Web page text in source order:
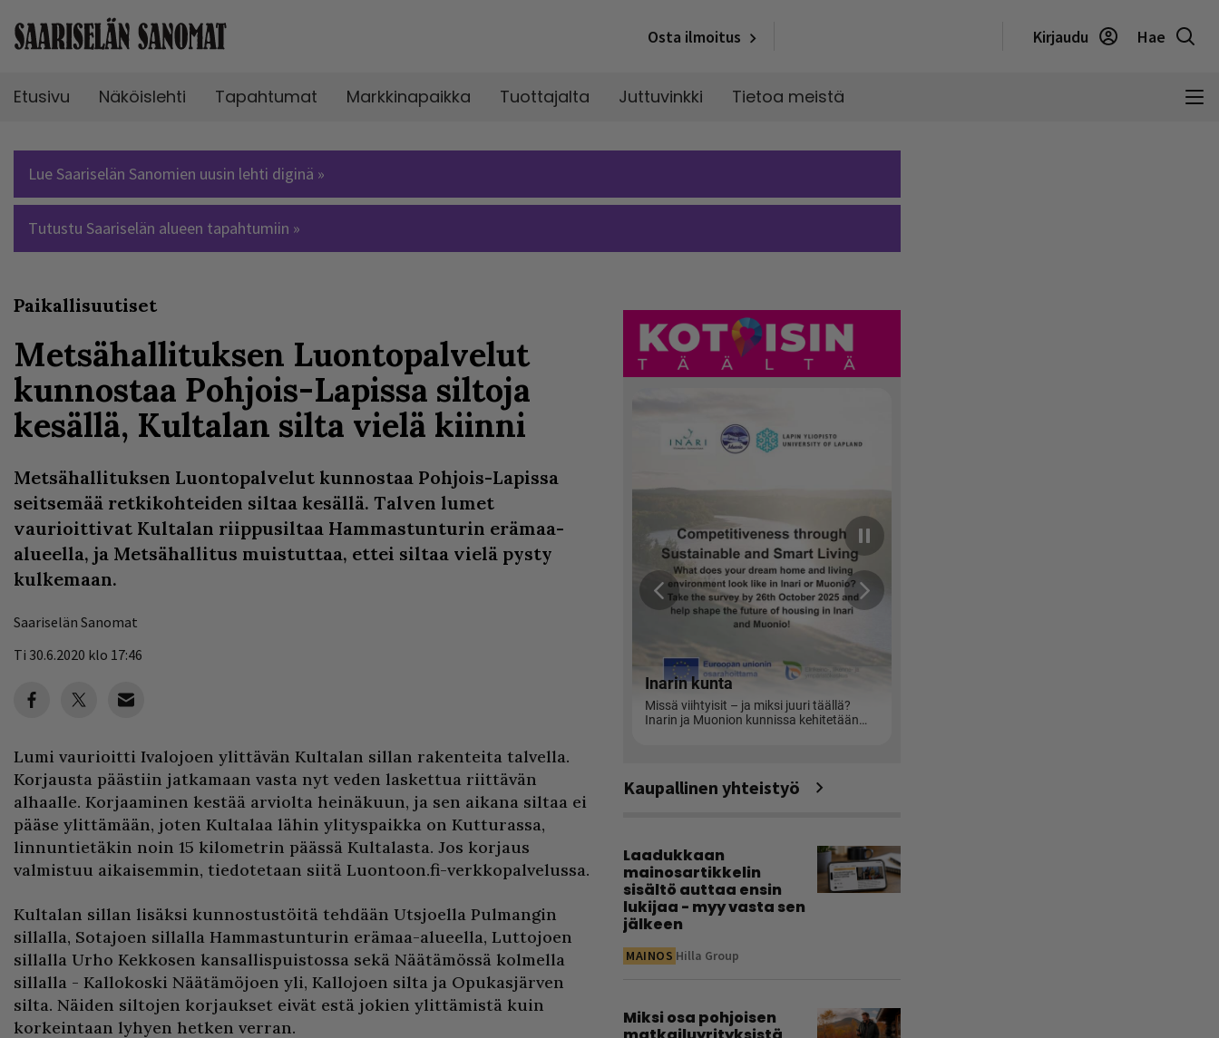
Osta ilmoitus Kirjaudu Hae
Etusivu Näköislehti Tapahtumat Markkinapaikka Tuottajalta Juttuvinkki Tietoa meistä
Lue Saariselän Sanomien uusin lehti diginä »
Tutustu Saariselän alueen tapahtumiin »
Paikallisuutiset
Metsähallituksen Luontopalvelut
kunnostaa Pohjois-Lapissa siltoja
kesällä, Kultalan silta vielä kiinni
Metsähallituksen Luontopalvelut kunnostaa Pohjois-Lapissa
seitsemää retkikohteiden siltaa kesällä. Talven lumet
vaurioittivat Kultalan riippusiltaa Hammastunturin erämaa-
alueella, ja Metsähallitus muistuttaa, ettei siltaa vielä pysty
kulkemaan.
Saariselän Sanomat
Ti 30.6.2020 klo 17:46
Lumi vaurioitti Ivalojoen ylittävän Kultalan sillan rakenteita talvella.
Korjausta päästiin jatkamaan vasta nyt veden laskettua riittävän
alhaalle. Korjaaminen kestää arviolta heinäkuun, ja sen aikana siltaa ei
pääse ylittämään, joten Kultalaa lähin ylityspaikka on Kutturassa,
linnuntietäkin noin 15 kilometrin päässä Kultalasta. Jos korjaus
valmistuu aikaisemmin, tiedotetaan siitä Luontoon.fi-verkkopalvelussa.
Kultalan sillan lisäksi kunnostustöitä tehdään Utsjoella Pulmangin
sillalla, Sotajoen sillalla Hammastunturin erämaa-alueella, Luttojoen
sillalla Urho Kekkosen kansallispuistossa sekä Näätämössä kolmella
sillalla - Kallokoski Näätämöjoen yli, Kallojoen silta ja Opukasjärven
silta. Näiden siltojen korjaukset eivät estä jokien ylittämistä kuin
korkeintaan lyhyen hetken verran.
Kaupallinen yhteistyö
Laadukkaan
mainosartikkelin
sisältö auttaa ensin
lukijaa - myy vasta sen
jälkeen
MAINOS Hilla Group
Miksi osa pohjoisen